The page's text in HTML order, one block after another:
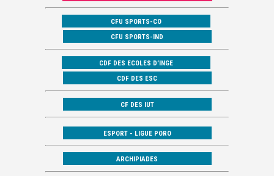
CFU SPORTS-CO
CFU SPORTS-IND
CDF DES ECOLES D’INGE
CDF DES ESC
CF DES IUT
ESPORT - LIGUE PORO
ARCHIPIADES